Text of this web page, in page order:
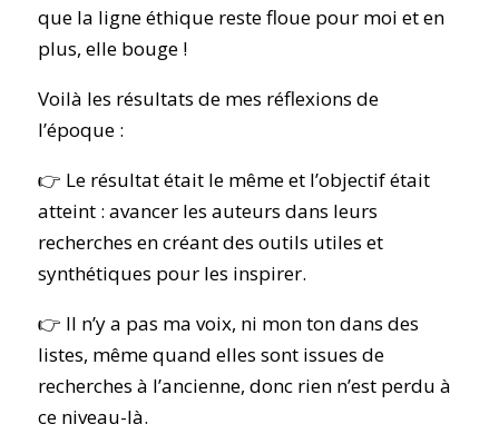
que la ligne éthique reste floue pour moi et en
plus, elle bouge !
Voilà les résultats de mes réflexions de
l’époque :
👉 Le résultat était le même et l’objectif était
atteint : avancer les auteurs dans leurs
recherches en créant des outils utiles et
synthétiques pour les inspirer.
👉 Il n’y a pas ma voix, ni mon ton dans des
listes, même quand elles sont issues de
recherches à l’ancienne, donc rien n’est perdu à
ce niveau-là.